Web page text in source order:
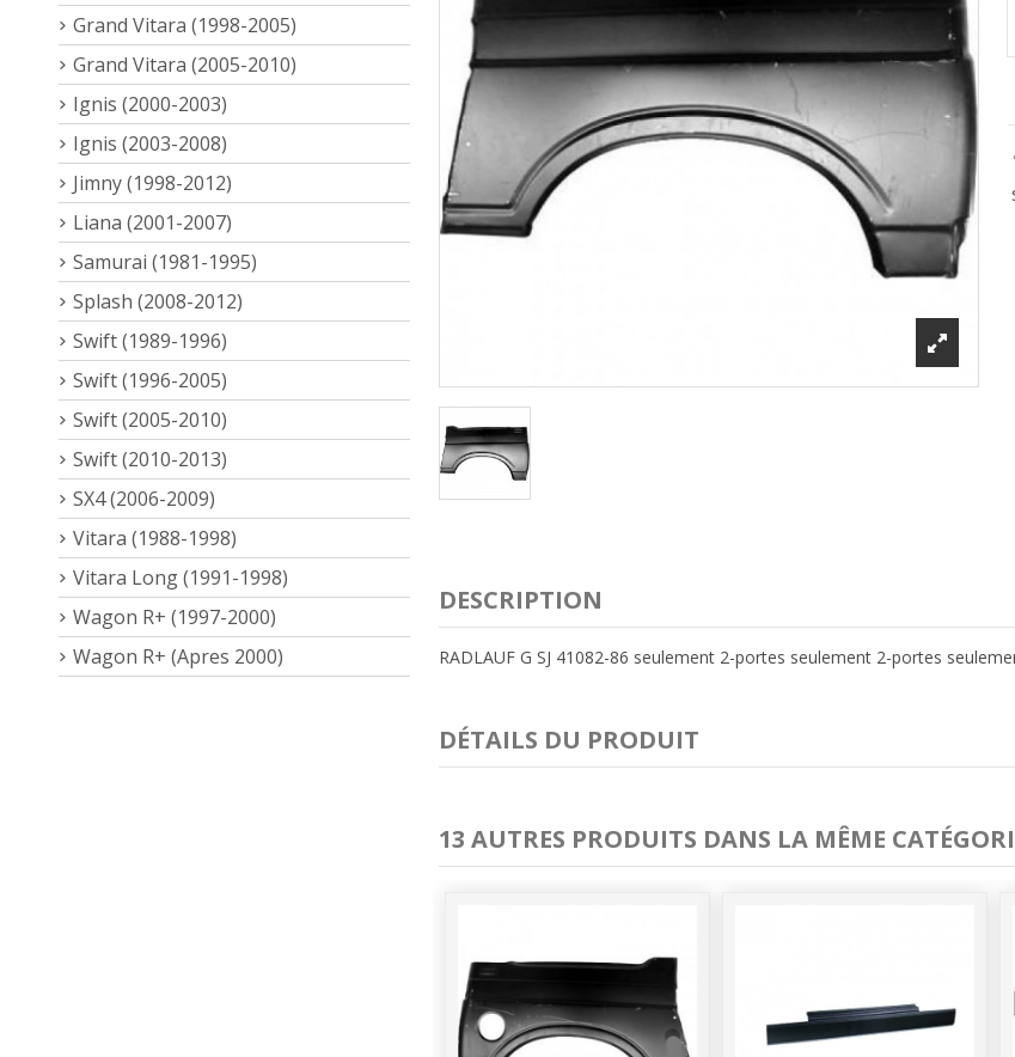
DESCRIPTION
RADLAUF G SJ 41082-86 seulement 2-portes seulement 2-portes
DÉTAILS DU PRODUIT
13 AUTRES PRODUITS DANS LA MÊME
Grand Vitara (1998-2005)
Grand Vitara (2005-2010)
Ignis (2000-2003)
Ignis (2003-2008)
Jimny (1998-2012)
Liana (2001-2007)
Samurai (1981-1995)
Splash (2008-2012)
Swift (1989-1996)
Swift (1996-2005)
Swift (2005-2010)
Swift (2010-2013)
SX4 (2006-2009)
Vitara (1988-1998)
Vitara Long (1991-1998)
Wagon R+ (1997-2000)
Wagon R+ (Apres 2000)